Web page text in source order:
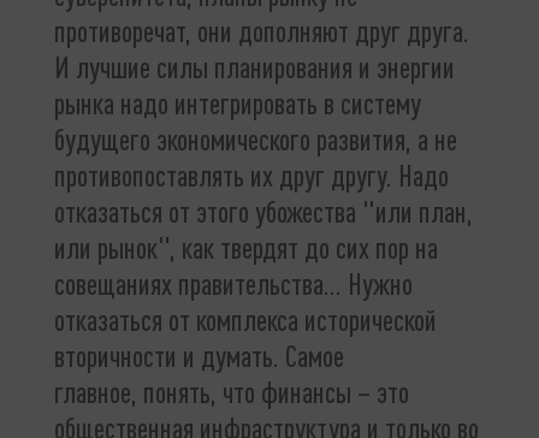
противоречат, они дополняют друг друга.
И лучшие силы планирования и энергии
рынка надо интегрировать в систему
будущего экономического развития, а не
противопоставлять их друг другу. Надо
отказаться от этого убожества "или план,
или рынок", как твердят до сих пор на
совещаниях правительства... Нужно
отказаться от комплекса исторической
вторичности и думать. Самое
главное, понять, что финансы – это
общественная инфраструктура и только во